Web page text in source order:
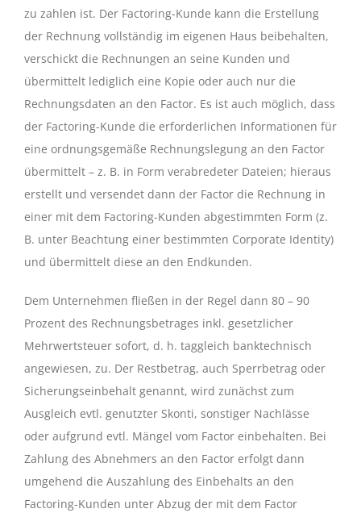
zu zahlen ist. Der Factoring-Kunde kann die Erstellung
der Rechnung vollständig im eigenen Haus beibehalten,
verschickt die Rechnungen an seine Kunden und
übermittelt lediglich eine Kopie oder auch nur die
Rechnungsdaten an den Factor. Es ist auch möglich, dass
der Factoring-Kunde die erforderlichen Informationen für
eine ordnungsgemäße Rechnungslegung an den Factor
übermittelt – z. B. in Form verabredeter Dateien; hieraus
erstellt und versendet dann der Factor die Rechnung in
einer mit dem Factoring-Kunden abgestimmten Form (z.
B. unter Beachtung einer bestimmten Corporate Identity)
und übermittelt diese an den Endkunden.
Dem Unternehmen fließen in der Regel dann 80 – 90
Prozent des Rechnungsbetrages inkl. gesetzlicher
Mehrwertsteuer sofort, d. h. taggleich banktechnisch
angewiesen, zu. Der Restbetrag, auch Sperrbetrag oder
Sicherungseinbehalt genannt, wird zunächst zum
Ausgleich evtl. genutzter Skonti, sonstiger Nachlässe
oder aufgrund evtl. Mängel vom Factor einbehalten. Bei
Zahlung des Abnehmers an den Factor erfolgt dann
umgehend die Auszahlung des Einbehalts an den
Factoring-Kunden unter Abzug der mit dem Factor